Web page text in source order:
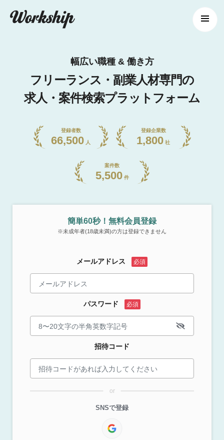
幅広い職種 & 働き方
フリーランス・副業人材専門の
求人・案件検索プラットフォーム
登録者数
66,500 人
登録企業数
1,800 社
案件数
5,500 件
簡単60秒！無料会員登録
※未成年者(18歳未満)の方は登録できません
メールアドレス
パスワード
招待コード
or
SNSで登録